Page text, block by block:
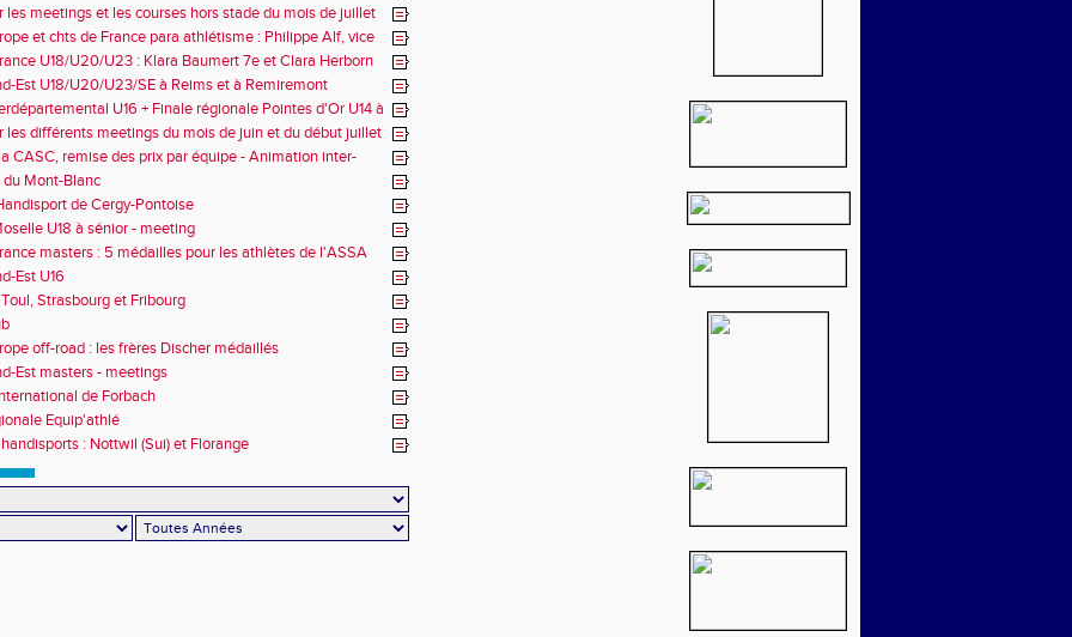
les meetings et les courses hors stade du mois de juillet
et chts de France para athlétisme : Philippe Alf, vice
et multiples médaillés aux France
U18/U20/U23 : Klara Baumert 7e et Clara Herborn
Est U18/U20/U23/SE à Reims et à Remiremont
U16 + Finale régionale Pointes d'Or U14 à
les différents meetings du mois de juin et du début juillet
CASC, remise des prix par équipe - Animation inter-
Mont-Blanc
de Cergy-Pontoise
U18 à sénior - meeting
masters : 5 médailles pour les athlètes de l'ASSA
Est U16
Strasbourg et Fribourg
off-road : les frères Discher médaillés
Est masters - meetings
de Forbach
Equip'athlé
: Nottwil (Sui) et Florange